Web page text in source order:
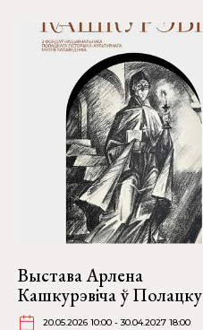
Выстава Арлена
Кашкурэвіча ў Полацку
20.05.2026 10:00 - 30.04.2027 18:00